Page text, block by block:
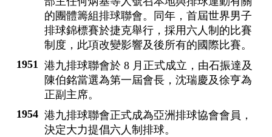
的團體籌組排球聯會。同年，首屆世界男子
排球錦標賽於捷克舉行，採用六人制的比賽
制度，此項改變影響及後所有的國際比賽。
1951 港九排球聯會於 8 月正式成立，由石振達及
陳伯銘當選為第一屆會長，沈瑞慶及徐亨為
正副主席。
1954 港九排球聯會正式成為亞洲排球協會會員，
決定大力提倡六人制排球。